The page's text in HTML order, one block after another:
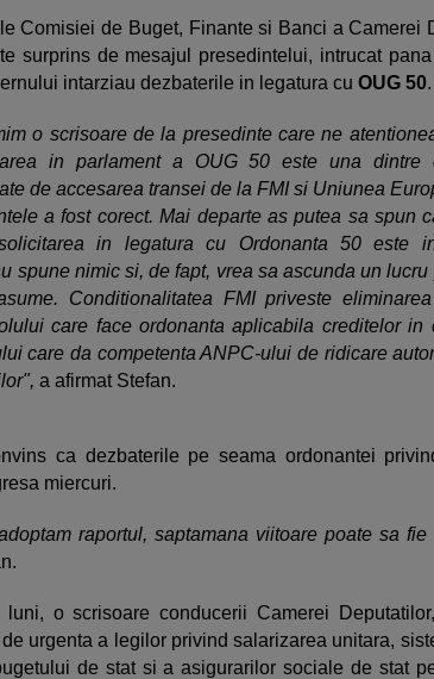
Comisiei de Buget, Finante si Banci a Camerei
surprins de mesajul presedintelui, intrucat
intarziau dezbaterile in legatura cu OUG 50.
o scrisoare de la presedinte care ne
in parlament a OUG 50 este una dintre
de accesarea transei de la FMI si Uniunea
a fost corect. Mai departe as putea sa spun
in legatura cu Ordonanta 50 este
spune nimic si, de fapt, vrea sa ascunda un lucru
Conditionalitatea FMI priveste
care face ordonanta aplicabila creditelor in
care da competenta ANPC-ului de ridicare
a afirmat Stefan.
ca dezbaterile pe seama ordonantei
miercuri.
raportul, saptamana viitoare poate sa fie
luni, o scrisoare conducerii Camerei
urgenta a legilor privind salarizarea unitara,
de stat si a asigurarilor sociale de stat